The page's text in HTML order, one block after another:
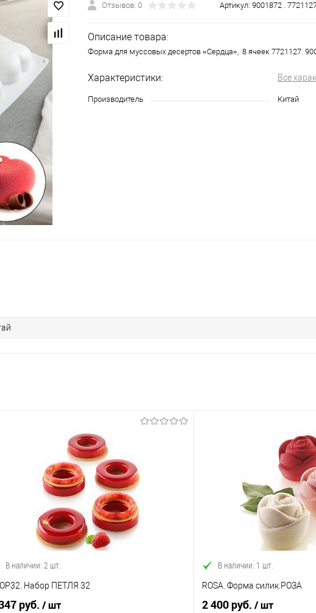
Отзывов: 0 Артикул: 9001872 .
Описание товара:
Форма для муссовых десертов «Сердца», 8 ячеек 7721127.
Характеристики: Все
Производитель Китай
В наличии: 2 шт.
Набор ПЕТЛЯ 32
руб. / шт
В наличии: 1 шт.
ROSA. Форма силик.РОЗА
2 400 руб. / шт